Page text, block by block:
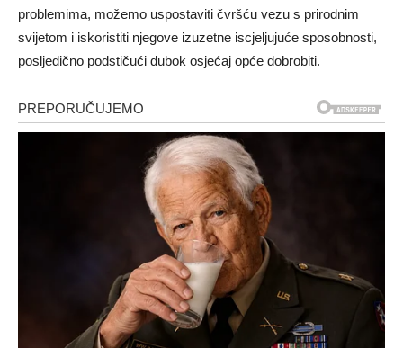
problemima, možemo uspostaviti čvršću vezu s prirodnim
svijetom i iskoristiti njegove izuzetne iscjeljujuće sposobnosti,
posljedično podstičući dubok osjećaj opće dobrobiti.